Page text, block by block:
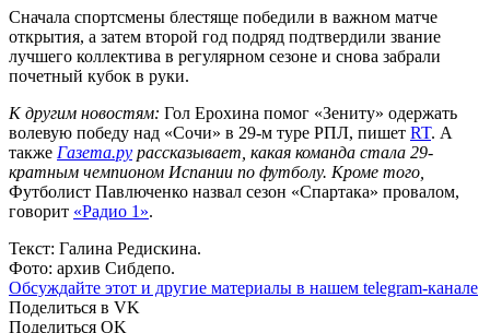
Сначала спортсмены блестяще победили в важном матче
открытия, а затем второй год подряд подтвердили звание
лучшего коллектива в регулярном сезоне и снова забрали
почетный кубок в руки.
К другим новостям: Гол Ерохина помог «Зениту» одержать
волевую победу над «Сочи» в 29-м туре РПЛ, пишет RT. А
также Газета.ру рассказывает, какая команда стала 29-
кратным чемпионом Испании по футболу. Кроме того,
Футболист Павлюченко назвал сезон «Спартака» провалом,
говорит «Радио 1».
Текст: Галина Редискина.
Фото: архив Сибдепо.
Обсуждайте этот и другие материалы в нашем telegram-канале
Поделиться в VK
Поделиться OK